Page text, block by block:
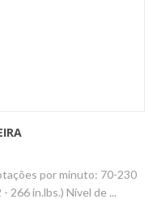
por minuto: 70-230
266 in.lbs.) Nível de ...